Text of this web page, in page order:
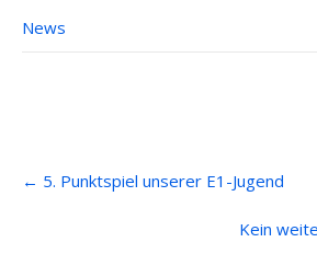
News
navigation
← 5. Punktspiel unserer E1-Jugend
Kein